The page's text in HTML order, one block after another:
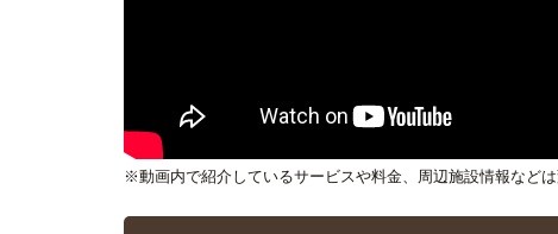
※動画内で紹介しているサービスや料金、周辺施設情報などは